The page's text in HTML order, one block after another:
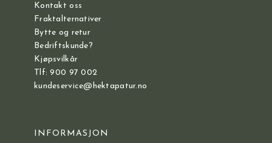
Kontakt oss
Fraktalternativer
Bytte og retur
Bedriftskunde?
Kjøpsvilkår
Tlf: 900 97 002
kundeservice@hektapatur.no
INFORMASJON